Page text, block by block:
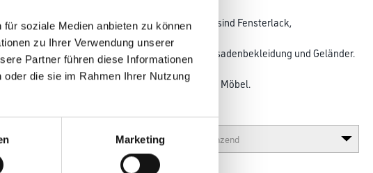
soziale Medien anbieten zu können
zu Ihrer Verwendung unserer
Partner führen diese Informationen
die sie im Rahmen Ihrer Nutzung
Marketing
direkt. Anwendungsbeispiele im Außenbereich sind Fensterlack,
Fallrohre aus
Dachuntersichten, Garagentor Lack, Fassadenbekleidung und Geländer.
im Innenbereich
für Türzargen, Geländer, Fußleisten, Paneele und Möbel.
Glanzgrad